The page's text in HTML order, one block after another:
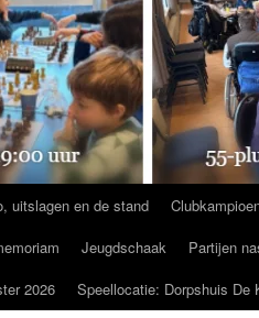
uitslagen en de stand
Jeugdschaak Partijen
2026 Speellocatie: Dorpshuis De